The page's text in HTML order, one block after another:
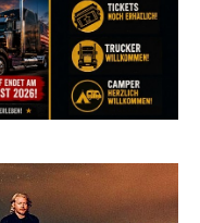
Serenades“ erscheint
Single „Late Night